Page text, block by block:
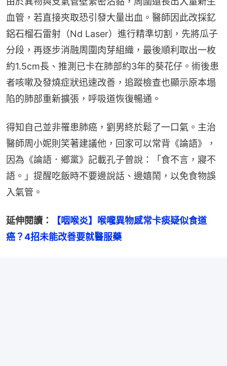
血管，若直接夾取恐引發大量出血。醫師因此改採釔
鋁石榴石雷射（Nd Laser）進行精準切割，先將瓜子
分段，再逐步消融周圍肉芽組織，最後順利取出一枚
約1.5cm長、推測已卡在肺部約3年的葵花仔。術後患
者咳嗽及發燒症狀迅速改善，追蹤檢查也顯示原本塌
陷的肺部重新擴張，呼吸道恢復暢通。
得知自己並非罹患肺癌，劉男終於鬆了一口氣。主治
醫師周小妮則笑著建議他，回家可以常背《論語》，
因為《論語．鄉黨》記載孔子曾說：「食不言，寢不
語。」提醒吃飯時不要邊說話、邊嬉鬧，以免食物誤
入氣管。
延伸閱讀：
【咽喉炎】喉嚨異物感常卡痰疑似食道
癌？4招未能改善要就醫服藥